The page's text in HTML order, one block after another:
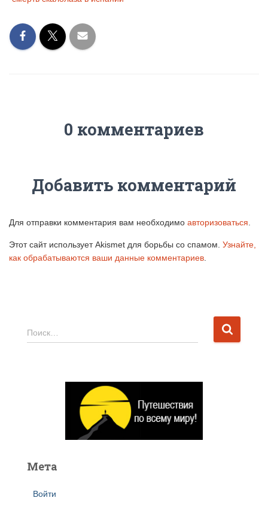
0 комментариев
Добавить комментарий
Для отправки комментария вам необходимо авторизоваться
Этот сайт использует Akismet для борьбы со спамом. Узнайте,
как обрабатываются ваши данные комментариев
Н
а
Поиск…
Мета
Войти